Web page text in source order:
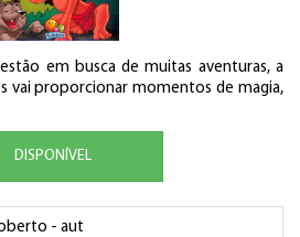
em busca de muitas aventuras, a
vai proporcionar momentos de magia,
DISPONÍVEL
- aut